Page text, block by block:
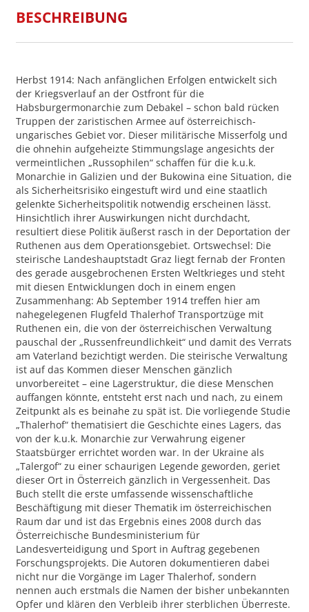
BESCHREIBUNG
Herbst 1914: Nach anfänglichen Erfolgen entwickelt sich
der Kriegsverlauf an der Ostfront für die
Habsburgermonarchie zum Debakel – schon bald rücken
Truppen der zaristischen Armee auf österreichisch-
ungarisches Gebiet vor. Dieser militärische Misserfolg und
die ohnehin aufgeheizte Stimmungslage angesichts der
vermeintlichen „Russophilen“ schaffen für die k.u.k.
Monarchie in Galizien und der Bukowina eine Situation, die
als Sicherheitsrisiko eingestuft wird und eine staatlich
gelenkte Sicherheitspolitik notwendig erscheinen lässt.
Hinsichtlich ihrer Auswirkungen nicht durchdacht,
resultiert diese Politik äußerst rasch in der Deportation der
Ruthenen aus dem Operationsgebiet. Ortswechsel: Die
steirische Landeshauptstadt Graz liegt fernab der Fronten
des gerade ausgebrochenen Ersten Weltkrieges und steht
mit diesen Entwicklungen doch in einem engen
Zusammenhang: Ab September 1914 treffen hier am
nahegelegenen Flugfeld Thalerhof Transportzüge mit
Ruthenen ein, die von der österreichischen Verwaltung
pauschal der „Russenfreundlichkeit“ und damit des Verrats
am Vaterland bezichtigt werden. Die steirische Verwaltung
ist auf das Kommen dieser Menschen gänzlich
unvorbereitet – eine Lagerstruktur, die diese Menschen
auffangen könnte, entsteht erst nach und nach, zu einem
Zeitpunkt als es beinahe zu spät ist. Die vorliegende Studie
„Thalerhof“ thematisiert die Geschichte eines Lagers, das
von der k.u.k. Monarchie zur Verwahrung eigener
Staatsbürger errichtet worden war. In der Ukraine als
„Talergof“ zu einer schaurigen Legende geworden, geriet
dieser Ort in Österreich gänzlich in Vergessenheit. Das
Buch stellt die erste umfassende wissenschaftliche
Beschäftigung mit dieser Thematik im österreichischen
Raum dar und ist das Ergebnis eines 2008 durch das
Österreichische Bundesministerium für
Landesverteidigung und Sport in Auftrag gegebenen
Forschungsprojekts. Die Autoren dokumentieren dabei
nicht nur die Vorgänge im Lager Thalerhof, sondern
nennen auch erstmals die Namen der bisher unbekannten
Opfer und klären den Verbleib ihrer sterblichen Überreste.